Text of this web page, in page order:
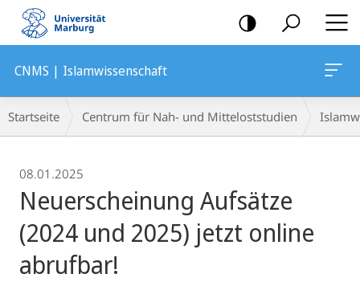
Mobile-
Navigation
CNMS | Islamwissenschaft
Breadcrumb-
Navigation
Startseite Centrum für Nah- und Mitteloststudien
08.01.2025
Neuerscheinung Aufsätze
(2024 und 2025) jetzt online
abrufbar!